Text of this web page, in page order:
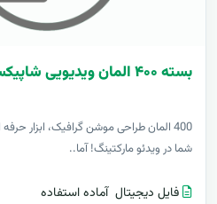
بسته ۴۰۰ المان ویدیویی شاپیکس موشن گرافیک
400 المان طراحی موشن گرافیک، ابزار
شما در ویدئو مارکتینگ! آما..
فایل دیجیتال آماده استفاده